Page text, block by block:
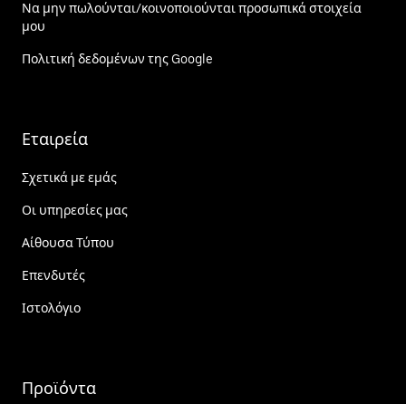
Να μην πωλούνται/κοινοποιούνται προσωπικά στοιχεία
μου
Πολιτική δεδομένων της Google
Εταιρεία
Σχετικά με εμάς
Οι υπηρεσίες μας
Αίθουσα Τύπου
Επενδυτές
Ιστολόγιο
Προϊόντα